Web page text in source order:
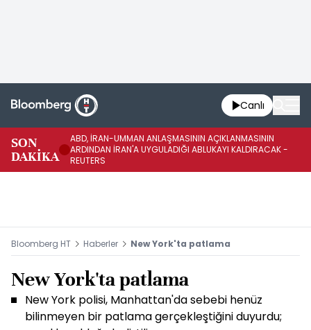
Canlı
SON
DAKİKA
ABD, İRAN-UMMAN ANLAŞMASININ AÇIKLANMASININ
ARDINDAN İRAN'A UYGULADIĞI ABLUKAYI KALDIRACAK -
REUTERS
Bloomberg HT Haberler New York'ta patlama
New York'ta patlama
New York polisi, Manhattan'da sebebi henüz
bilinmeyen bir patlama gerçekleştiğini duyurdu;